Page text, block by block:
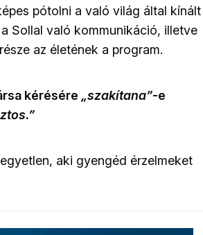
pótolni a való világ által kínált
a Sollal való kommunikáció, illetve
az életének a program.
kérésére „szakítana”-e
aki gyengéd érzelmeket